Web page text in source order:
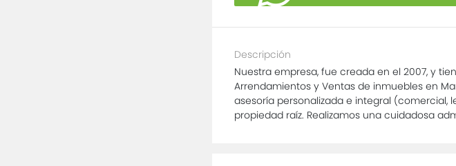
Descripción
Nuestra empresa, fue creada en el 2007, y
Arrendamientos y Ventas de inmuebles en
asesoría personalizada e integral
propiedad raíz. Realizamos una cuidadosa